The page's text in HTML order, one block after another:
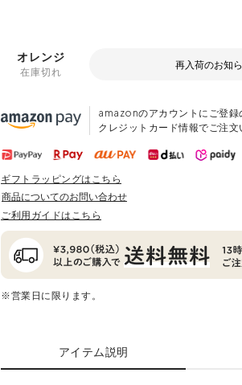
オレンジ
在庫切れ
再入荷のお知
amazonのアカウントにご登録
クレジットカード情報でご注文
ギフトラッピングはこちら
商品についてのお問い合わせ
ご利用ガイドはこちら
※営業日に限ります。
アイテム説明